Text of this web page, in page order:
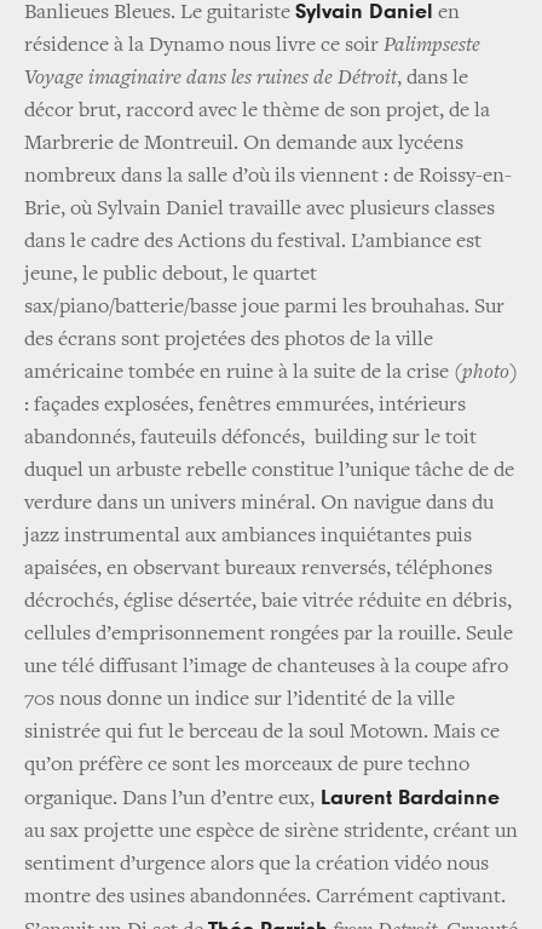
Banlieues Bleues. Le guitariste Sylvain Daniel en
résidence à la Dynamo nous livre ce soir Palimpseste
Voyage imaginaire dans les ruines de Détroit, dans le
décor brut, raccord avec le thème de son projet, de la
Marbrerie de Montreuil. On demande aux lycéens
nombreux dans la salle d’où ils viennent : de Roissy-en-
Brie, où Sylvain Daniel travaille avec plusieurs classes
dans le cadre des Actions du festival. L’ambiance est
jeune, le public debout, le quartet
sax/piano/batterie/basse joue parmi les brouhahas. Sur
des écrans sont projetées des photos de la ville
américaine tombée en ruine à la suite de la crise (photo)
: façades explosées, fenêtres emmurées, intérieurs
abandonnés, fauteuils défoncés, building sur le toit
duquel un arbuste rebelle constitue l’unique tâche de de
verdure dans un univers minéral. On navigue dans du
jazz instrumental aux ambiances inquiétantes puis
apaisées, en observant bureaux renversés, téléphones
décrochés, église désertée, baie vitrée réduite en débris,
cellules d’emprisonnement rongées par la rouille. Seule
une télé diffusant l’image de chanteuses à la coupe afro
70s nous donne un indice sur l’identité de la ville
sinistrée qui fut le berceau de la soul Motown. Mais ce
qu’on préfère ce sont les morceaux de pure techno
organique. Dans l’un d’entre eux, Laurent Bardainne
au sax projette une espèce de sirène stridente, créant un
sentiment d’urgence alors que la création vidéo nous
montre des usines abandonnées. Carrément captivant.